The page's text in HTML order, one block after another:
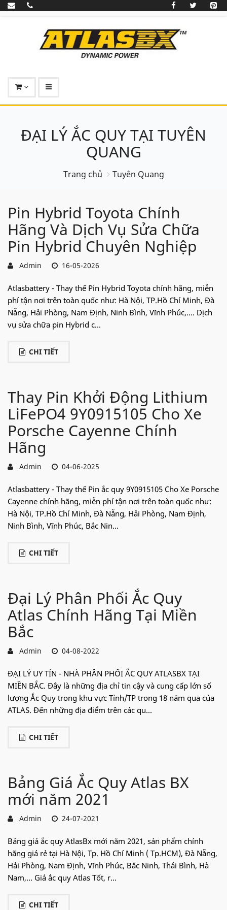
ĐẠI LÝ ẮC QUY TẠI TUYÊN
QUANG
Trang chủ Tuyên Quang
Pin Hybrid Toyota Chính
Hãng Và Dịch Vụ Sửa Chữa
Pin Hybrid Chuyên Nghiệp
Admin 16-05-2026
Atlasbattery - Thay thế Pin Hybrid Toyota chính hãng, miễn
phí tận nơi trên toàn quốc như: Hà Nội, TP.Hồ Chí Minh, Đà
Nẵng, Hải Phòng, Nam Định, Ninh Bình, Vĩnh Phúc,.... Dịch
vụ sửa chữa pin Hybrid c...
CHI TIẾT
Thay Pin Khởi Động Lithium
LiFePO4 9Y0915105 Cho Xe
Porsche Cayenne Chính
Hãng
Admin 04-06-2025
Atlasbattery - Thay thế Pin ắc quy 9Y0915105 Cho Xe Porsche
Cayenne chính hãng, miễn phí tận nơi trên toàn quốc như:
Hà Nội, TP.Hồ Chí Minh, Đà Nẵng, Hải Phòng, Nam Định,
Ninh Bình, Vĩnh Phúc, Bắc Nin...
CHI TIẾT
Đại Lý Phân Phối Ắc Quy
Atlas Chính Hãng Tại Miền
Bắc
Admin 04-08-2022
ĐẠI LÝ UY TÍN - NHÀ PHÂN PHỐI ẮC QUY ATLASBX TẠI
MIỀN BẮC. Đây là những địa chỉ tin cậy và cung cấp lớn số
lượng Ắc Quy trong khu vực Tỉnh/TP trong 18 năm qua của
ATLAS. Đến những địa điểm trên các qu...
CHI TIẾT
Bảng Giá Ắc Quy Atlas BX
mới năm 2021
Admin 24-07-2021
Bảng giá ắc quy AtlasBx mới năm 2021, sản phẩm chính
hãng giá rẻ tại Hà Nội, Tp. Hồ Chí Minh ( Tp.HCM), Đà Nẵng,
Hải Phòng, Nam Định, Vĩnh Phúc, Bắc Ninh, Thái Bình, Hà
Nam,... Giá ắc quy Atlas Tốt, r...
CHI TIẾT